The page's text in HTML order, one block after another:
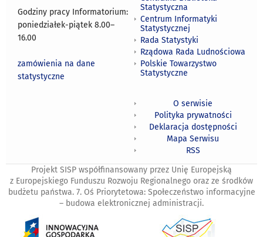
Godziny pracy Informatorium:
poniedziałek-piątek 8.00–
16.00
zamówienia na dane
statystyczne
Statystyczna
Centrum Informatyki
Statystycznej
Rada Statystyki
Rządowa Rada Ludnościowa
Polskie Towarzystwo
Statystyczne
O serwisie
Polityka prywatności
Deklaracja dostępności
Mapa Serwisu
RSS
Projekt SISP współfinansowany przez Unię Europejską
z Europejskiego Funduszu Rozwoju Regionalnego oraz ze środków
budżetu państwa. 7. Oś Priorytetowa: Społeczeństwo informacyjne
– budowa elektronicznej administracji.